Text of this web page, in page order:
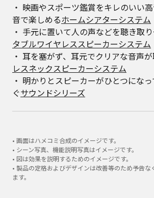
・ 映画やスポーツ鑑賞をキレのいい
音で楽しめるホームシアターシステム
・ 手元に置いて人の声などを聴き取
タブルワイヤレススピーカーシステム
・ 耳を塞がず、耳元でクリアな音声
レスネックスピーカーシステム
・ 明かりとスピーカーがひとつにな
ぐサウンドシリーズ
• 画面はハメコミ合成のイメージです。
• シーン写真、機能説明写真はイメージです。
• 図は効果を説明するためのイメージです。
• 製品の定格およびデザインは改善等のため予告な
ます。